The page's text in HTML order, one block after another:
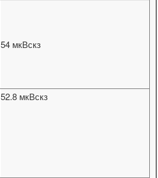
54 мкВскз
52.8 мкВскз